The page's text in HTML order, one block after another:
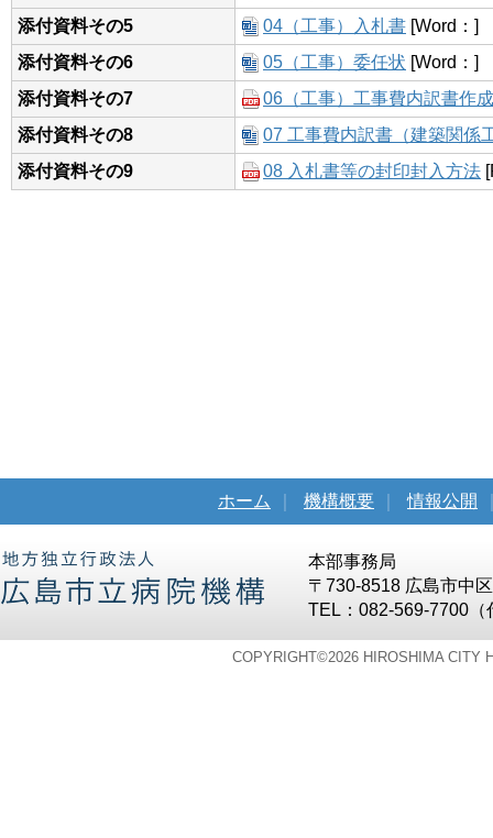
添付資料その5
04（工事）入札書 [Word：]
添付資料その6
05（工事）委任状 [Word：]
添付資料その7
06（工事）工事費内訳書作
添付資料その8
07 工事費内訳書（建築関係
添付資料その9
08 入札書等の封印封入方法
ホーム 機構概要 情報公開
本部事務局
〒730-8518 広島市中
TEL：082-569-7700
COPYRIGHT©2026 HIROSHIMA CITY